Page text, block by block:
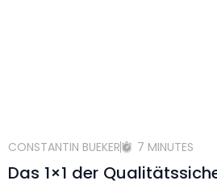
CONSTANTIN BUEKER 7 MINUTES
Das 1×1 der